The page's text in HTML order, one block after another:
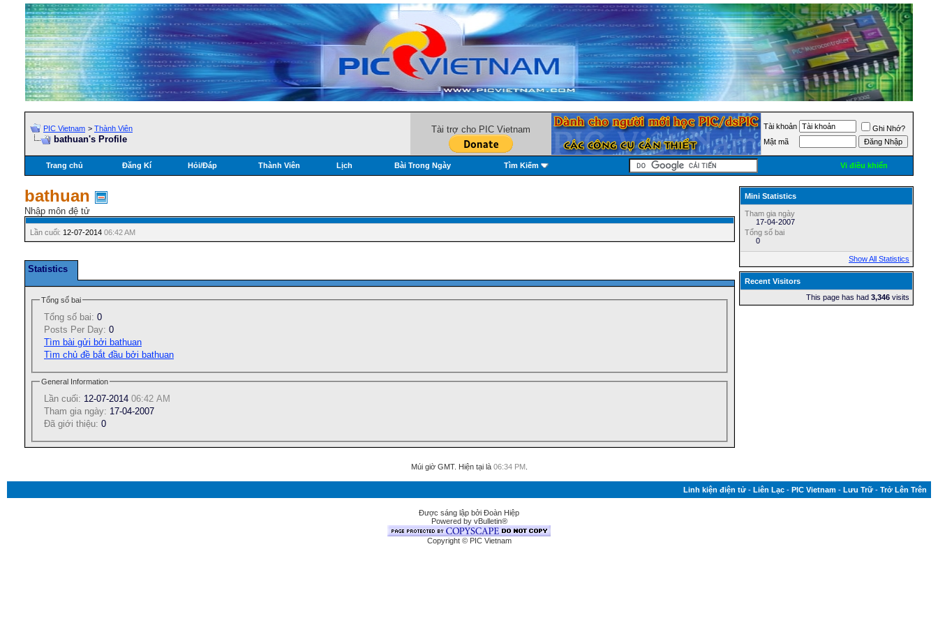
PIC Vietnam > Thành Viên
bathuan's Profile
Tài trợ cho PIC Vietnam Tài khoản
Ghi Nhớ?
Mật mã
Trang chủ Đăng Kí Hỏi/Ðáp Thành Viên Lịch Bài Trong Ngày Tìm Kiếm Vi điều khiển
bathuan
Nhập môn đệ tử
Lần cuối: 12-07-2014 06:42 AM
Statistics
Tổng số bai
Tổng số bai: 0
Posts Per Day: 0
Tìm bài gửi bởi bathuan
Tìm chủ đề bắt đầu bởi bathuan
General Information
Lần cuối: 12-07-2014 06:42 AM
Tham gia ngày: 17-04-2007
Ðã giới thiệu: 0
Mini Statistics
Tham gia ngày
17-04-2007
Tổng số bai
0
Show All Statistics
Recent Visitors
This page has had 3,346 visits
Múi giờ GMT. Hiện tại là 06:34 PM.
Linh kiện điện tử - Liên Lạc - PIC Vietnam - Lưu Trữ - Trở Lên Trên
Được sáng lập bởi Đoàn Hiệp
Powered by vBulletin®
Copyright © PIC Vietnam